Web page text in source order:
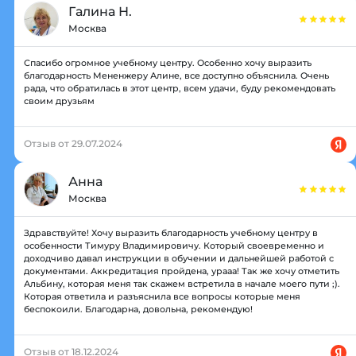
Галина Н.
Москва
Спасибо огромное учебному центру. Особенно хочу выразить
благодарность Мененжеру Алине, все доступно объяснила. Очень
рада, что обратилась в этот центр, всем удачи, буду рекомендовать
своим друзьям
Отзыв от 29.07.2024
Анна
Москва
Здравствуйте! Хочу выразить благодарность учебному центру в
особенности Тимуру Владимировичу. Который своевременно и
доходчиво давал инструкции в обучении и дальнейшей работой с
документами. Аккредитация пройдена, урааа! Так же хочу отметить
Альбину, которая меня так скажем встретила в начале моего пути ;).
Которая ответила и разъяснила все вопросы которые меня
беспокоили. Благодарна, довольна, рекомендую!
Отзыв от 18.12.2024